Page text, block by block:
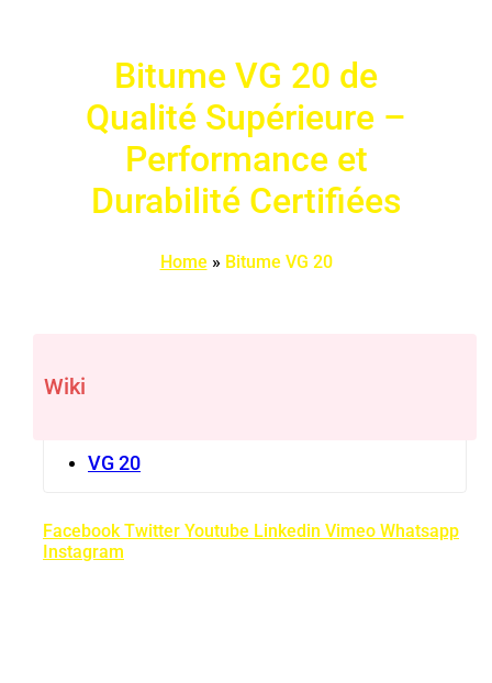
Bitume VG 20 de
Qualité Supérieure –
Performance et
Durabilité Certifiées
Home » Bitume VG 20
Wiki
VG 20
Facebook Twitter Youtube Linkedin Vimeo Whatsapp
Instagram